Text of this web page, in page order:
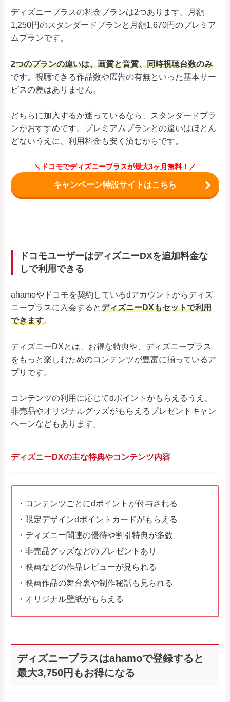
ディズニープラスの料金プランは2つあります。月額
1,250円のスタンダードプランと月額1,670円のプレミア
ムプランです。
2つのプランの違いは、画質と音質、同時視聴台数のみ
です。視聴できる作品数や広告の有無といった基本サー
ビスの差はありません。
どちらに加入するか迷っているなら、スタンダードプラ
ンがおすすめです。プレミアムプランとの違いはほとん
どないうえに、利用料金も安く済むからです。
＼ドコモでディズニープラスが最大3ヶ月無料！／
キャンペーン特設サイトはこちら
ドコモユーザーはディズニーDXを追加料金な
しで利用できる
ahamoやドコモを契約しているdアカウントからディズ
ニープラスに入会するとディズニーDXもセットで利用
できます。
ディズニーDXとは、お得な特典や、ディズニープラス
をもっと楽しむためのコンテンツが豊富に揃っているア
プリです。
コンテンツの利用に応じてdポイントがもらえるうえ、
非売品やオリジナルグッズがもらえるプレゼントキャン
ペーンなどもあります。
ディズニーDXの主な特典やコンテンツ内容
・コンテンツごとにdポイントが付与される
・限定デザインdポイントカードがもらえる
・ディズニー関連の優待や割引特典が多数
・非売品グッズなどのプレゼントあり
・映画などの作品レビューが見られる
・映画作品の舞台裏や制作秘話も見られる
・オリジナル壁紙がもらえる
ディズニープラスはahamoで登録すると
最大3,750円もお得になる